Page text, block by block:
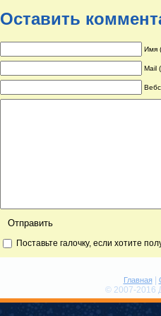
Оставить
Имя
Mail
Поставьте галочку, если хотите
Главная|
© 2007-2016